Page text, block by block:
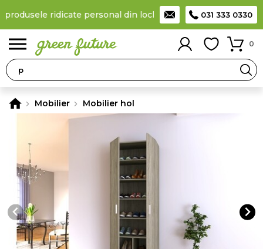
ridicate personal din locker Taxă de livrare 11,99 Lei
031 333 0330
0
Mobilier Mobilier hol